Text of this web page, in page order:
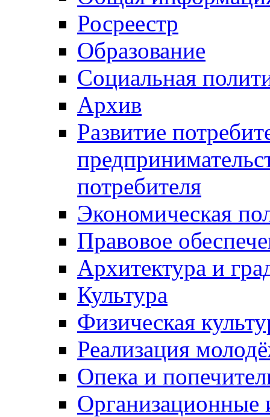
Росреестр
Образование
Социальная
Архив
Развитие
потребителя
Экономическая
Правовое
Архитектура и
Культура
Физическая
Реализация
Опека и